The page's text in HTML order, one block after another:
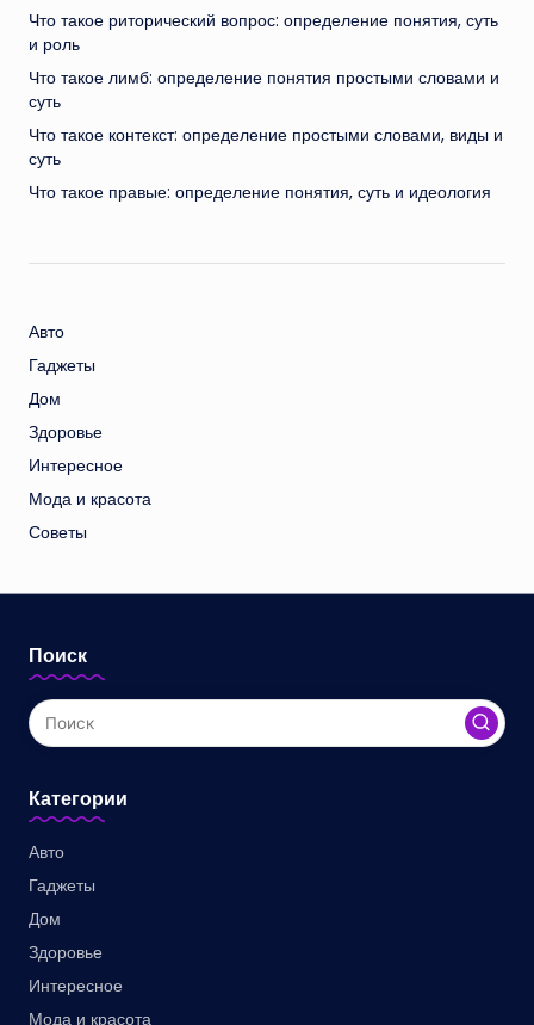
Что такое риторический вопрос: определение понятия, суть
и роль
Что такое лимб: определение понятия простыми словами и
суть
Что такое контекст: определение простыми словами, виды и
суть
Что такое правые: определение понятия, суть и идеология
Авто
Гаджеты
Дом
Здоровье
Интересное
Мода и красота
Советы
Поиск
Категории
Авто
Гаджеты
Дом
Здоровье
Интересное
Мода и красота